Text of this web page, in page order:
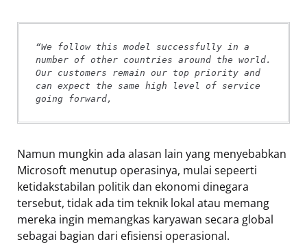
“We follow this model successfully in a
number of other countries around the world.
Our customers remain our top priority and
can expect the same high level of service
going forward,
Namun mungkin ada alasan lain yang menyebabkan
Microsoft menutup operasinya, mulai sepeerti
ketidakstabilan politik dan ekonomi dinegara
tersebut, tidak ada tim teknik lokal atau memang
mereka ingin memangkas karyawan secara global
sebagai bagian dari efisiensi operasional.